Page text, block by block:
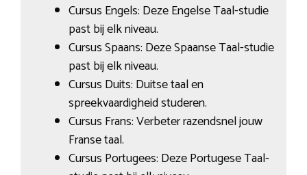
Cursus Engels: Deze Engelse Taal-studie
past bij elk niveau.
Cursus Spaans: Deze Spaanse Taal-studie
past bij elk niveau.
Cursus Duits: Duitse taal en
spreekvaardigheid studeren.
Cursus Frans: Verbeter razendsnel jouw
Franse taal.
Cursus Portugees: Deze Portugese Taal-